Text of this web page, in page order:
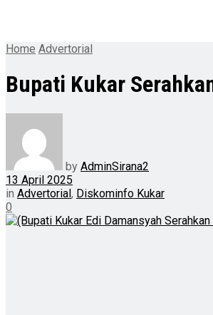
Home Advertorial
Bupati Kukar
by AdminSirana2
13 April 2025
in Advertorial, Diskominfo Kukar
0